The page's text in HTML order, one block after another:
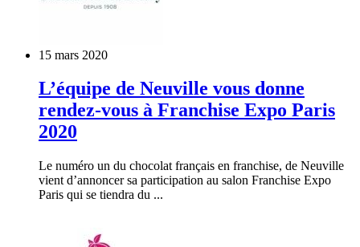
15 mars 2020
L’équipe de Neuville vous donne
rendez-vous à Franchise Expo Paris
2020
Le numéro un du chocolat français en franchise, de Neuville
vient d’annoncer sa participation au salon Franchise Expo
Paris qui se tiendra du ...